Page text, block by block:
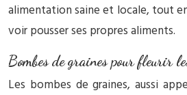
alimentation saine et locale, tout
voir pousser ses propres aliments.
Bombes de graines pour fleurir
Les bombes de graines, aussi